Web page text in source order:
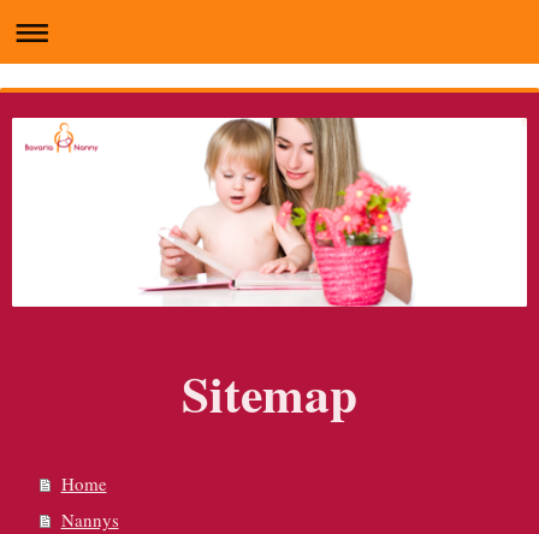
Sitemap
Home
Nannys